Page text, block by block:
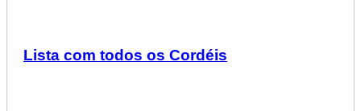
Lista com todos os Cordéis